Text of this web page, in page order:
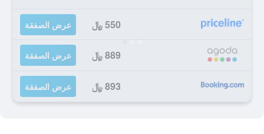
550 ﷼ عرض الصفقة
889 ﷼ عرض الصفقة
893 ﷼ عرض الصفقة